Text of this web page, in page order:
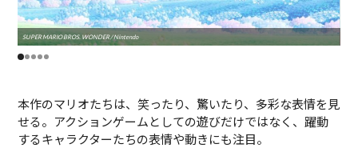
SUPER MARIO BROS. WONDER / Nintendo
本作のマリオたちは、笑ったり、驚いたり、多彩な表情を見
せる。アクションゲームとしての遊びだけではなく、躍動
するキャラクターたちの表情や動きにも注目。